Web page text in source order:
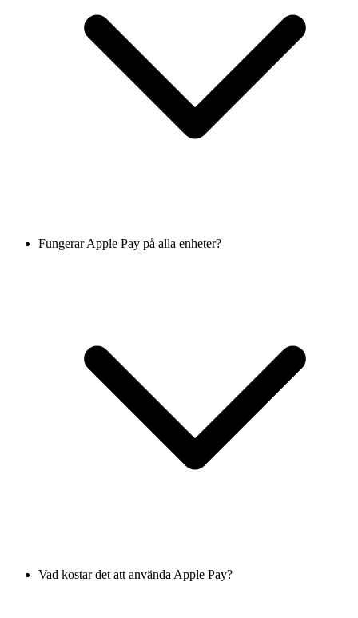
Fungerar Apple Pay på alla enheter?
Vad kostar det att använda Apple Pay?